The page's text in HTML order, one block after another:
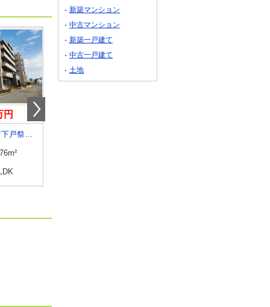
円
栃木県宇都宮市下戸祭２丁目
新築マンション
中古マンション
新築一戸建て
中古一戸建て
土地